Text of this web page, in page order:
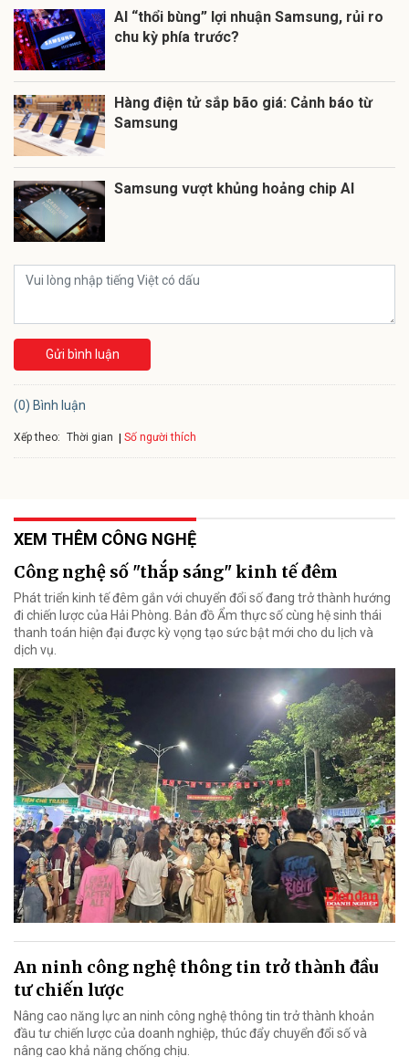
AI “thổi bùng” lợi nhuận Samsung, rủi ro
chu kỳ phía trước?
Hàng điện tử sắp bão giá: Cảnh báo từ
Samsung
Samsung vượt khủng hoảng chip AI
Gửi bình luận
(0) Bình luận
Xếp theo: Thời gian Số người thích
XEM THÊM CÔNG NGHỆ
Công nghệ số "thắp sáng" kinh tế đêm
Phát triển kinh tế đêm gắn với chuyển đổi số đang trở thành hướng
đi chiến lược của Hải Phòng. Bản đồ Ẩm thực số cùng hệ sinh thái
thanh toán hiện đại được kỳ vọng tạo sức bật mới cho du lịch và
dịch vụ.
An ninh công nghệ thông tin trở thành đầu
tư chiến lược
Nâng cao năng lực an ninh công nghệ thông tin trở thành khoản
đầu tư chiến lược của doanh nghiệp, thúc đẩy chuyển đổi số và
nâng cao khả năng chống chịu.